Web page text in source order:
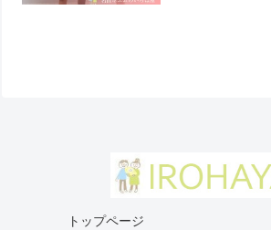
トップページ